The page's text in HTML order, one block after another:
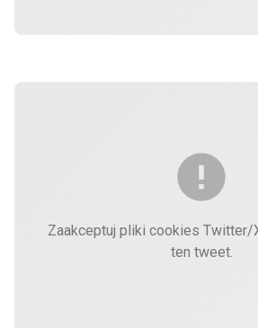
Zaakceptuj pliki cookies Twitter/
ten tweet.